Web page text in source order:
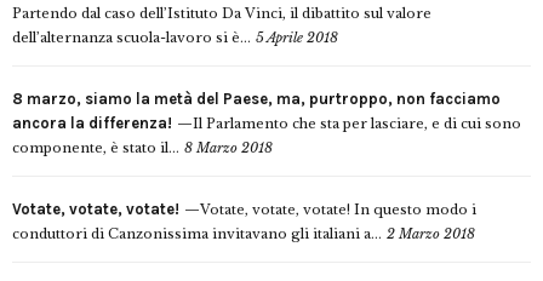
Partendo dal caso dell’Istituto Da Vinci, il dibattito sul valore
dell’alternanza scuola-lavoro si è... 5 Aprile 2018
8 marzo, siamo la metà del Paese, ma, purtroppo, non facciamo
ancora la differenza!
Il Parlamento che sta per lasciare, e di cui sono
componente, è stato il... 8 Marzo 2018
Votate, votate, votate!
Votate, votate, votate! In questo modo i
conduttori di Canzonissima invitavano gli italiani a... 2 Marzo 2018